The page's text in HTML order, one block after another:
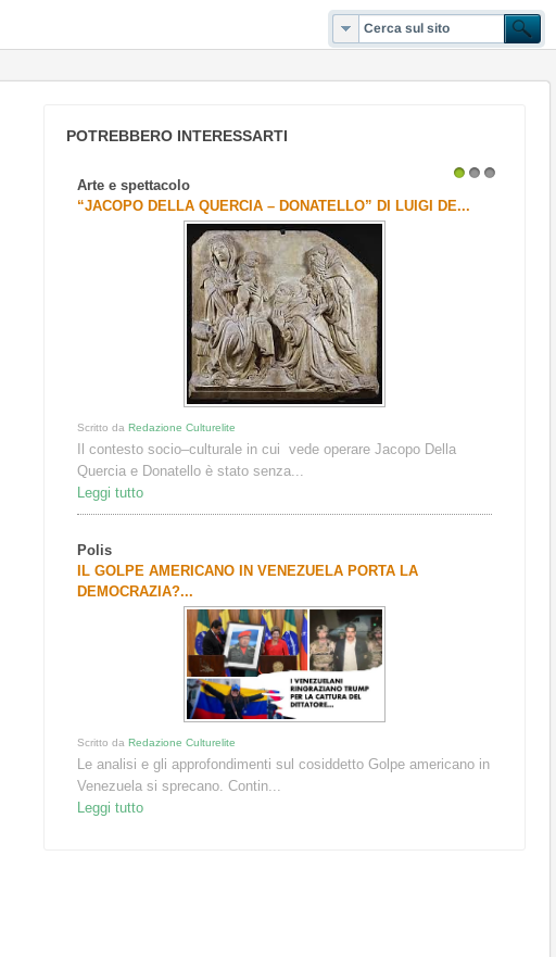
POTREBBERO INTERESSARTI
Arte e spettacolo
“JACOPO DELLA QUERCIA – DONATELLO” DI LUIGI DE...
Scritto daRedazione Culturelite
Il contesto socio–culturale in cui vede operare Jacopo Della
Quercia e Donatello è stato senza...
Leggi tutto
Polis
IL GOLPE AMERICANO IN VENEZUELA PORTA LA
DEMOCRAZIA?...
Scritto da Redazione Culturelite
Le analisi e gli approfondimenti sul cosiddetto Golpe americano in
Venezuela si sprecano. Contin...
Leggi tutto